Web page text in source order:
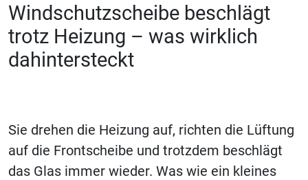
Windschutzscheibe beschlägt
trotz Heizung – was wirklich
dahintersteckt
Sie drehen die Heizung auf, richten die Lüftung
auf die Frontscheibe und trotzdem beschlägt
das Glas immer wieder. Was wie ein kleines